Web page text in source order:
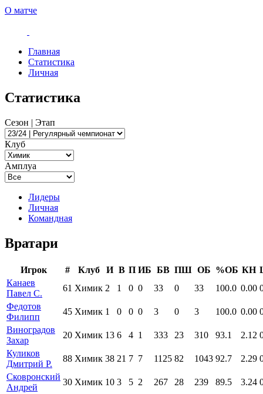
О матче
Главная
Статистика
Личная
Статистика
Сезон | Этап
Клуб
Амплуа
Лидеры
Личная
Командная
Вратари
Игрок # Клуб И В П ИБ БВ ПШ ОБ %ОБ КН
Канаев
Павел С.
61 Химик 2 1 0 0 33 0 33 100.0 0.00
Федотов
Филипп
45 Химик 1 0 0 0 3 0 3 100.0 0.00
Виноградов
Захар
20 Химик 13 6 4 1 333 23 310 93.1 2.12
Куликов
Дмитрий Р.
88 Химик 38 21 7 7 1125 82 1043 92.7 2.29
Сковронский
Андрей
30 Химик 10 3 5 2 267 28 239 89.5 3.24